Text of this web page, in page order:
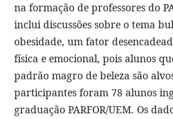
na formação de professores do
inclui discussões sobre o tema
obesidade, um fator
física e emocional, pois alunos
padrão magro de beleza são
participantes foram 78 alunos
graduação PARFOR/UEM. Os